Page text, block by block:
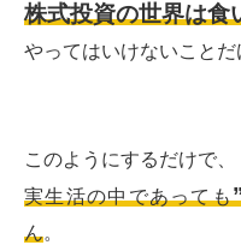
株式投資の世界は食
やってはいけないことだ
このようにするだけで、
実生活の中であっても
ん。